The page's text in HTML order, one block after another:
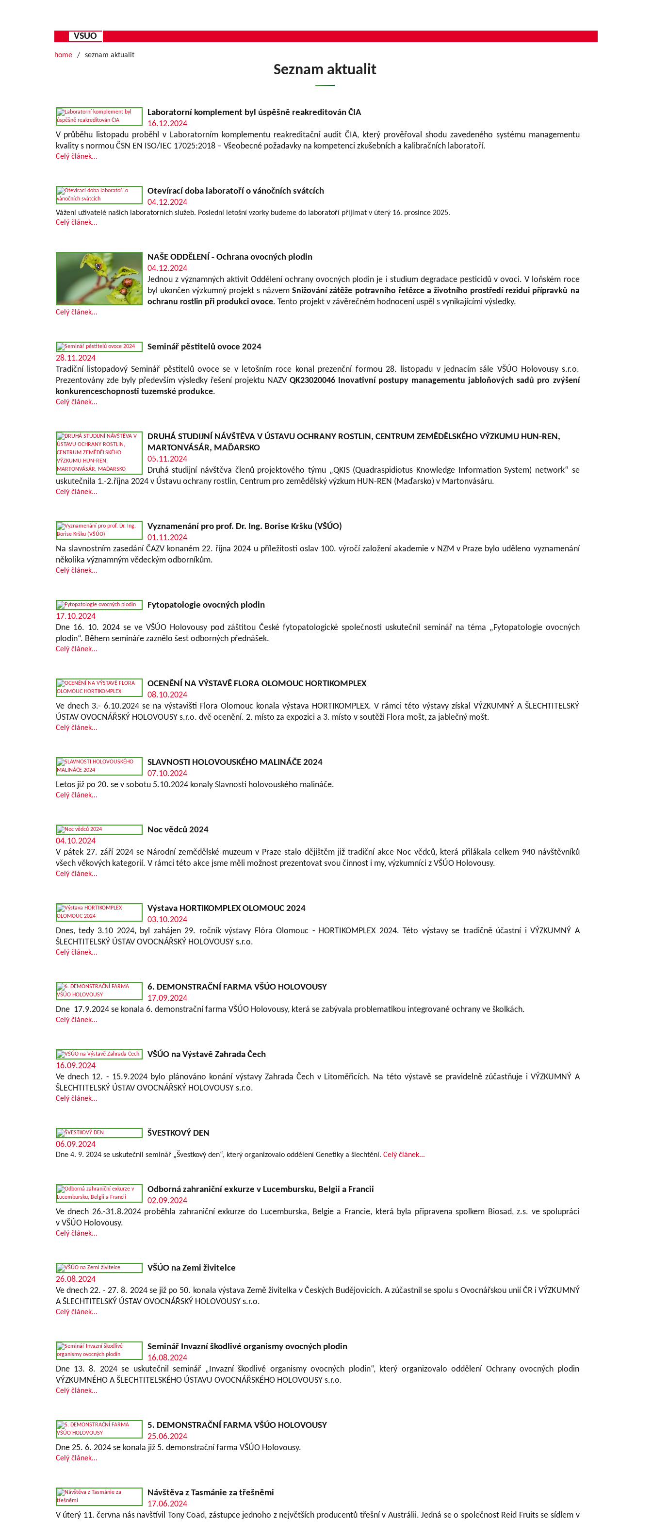
VSUO
home seznam aktualit
Seznam aktualit
Laboratorní komplement byl úspěšně reakreditován ČIA
16.12.2024
V průběhu listopadu proběhl v Laboratorním komplementu reakreditační audit ČIA, který prověřoval shodu zavedeného systému managementu
kvality s normou ČSN EN ISO/IEC 17025:2018 – Všeobecné požadavky na kompetenci zkušebních a kalibračních laboratoří.
Celý článek...
Otevírací doba laboratoří o vánočních svátcích
04.12.2024
Vážení uživatelé našich laboratorních služeb. Poslední letošní vzorky budeme do laboratoří přijímat v úterý 16. prosince 2025.
Celý článek...
NAŠE ODDĚLENÍ - Ochrana ovocných plodin
04.12.2024
Jednou z významných aktivit Oddělení ochrany ovocných plodin je i studium degradace pesticidů v ovoci. V loňském roce
byl ukončen výzkumný projekt s názvemSnižování zátěže potravního řetězce a životního prostředí rezidui přípravků na
ochranu rostlin při produkci ovoce. Tento projekt v závěrečném hodnocení uspěl s vynikajícími výsledky.
Celý článek...
Seminář pěstitelů ovoce 2024
28.11.2024
Tradiční listopadový Seminář pěstitelů ovoce se v letošním roce konal prezenční formou 28. listopadu v jednacím sále VŠÚO Holovousy s.r.o.
Prezentovány zde byly především výsledky řešení projektu NAZVQK23020046 Inovativní postupy managementu jabloňových sadů pro zvýšení
konkurenceschopnosti tuzemské produkce.
Celý článek...
DRUHÁ STUDIJNÍ NÁVŠTĚVA V ÚSTAVU OCHRANY ROSTLIN, CENTRUM ZEMĚDĚLSKÉHO VÝZKUMU HUN-REN,
MARTONVÁSÁR, MAĎARSKO
05.11.2024
Druhá studijní návštěva členů projektového týmu „QKIS (Quadraspidiotus Knowledge Information System) network“ se
uskutečnila 1.-2.října 2024 v Ústavu ochrany rostlin, Centrum pro zemědělský výzkum HUN-REN (Maďarsko) v Martonvásáru.
Celý článek...
Vyznamenání pro prof. Dr. Ing. Borise Kršku (VŠÚO)
01.11.2024
Na slavnostním zasedání ČAZV konaném 22. října 2024 u příležitosti oslav 100. výročí založení akademie v NZM v Praze bylo uděleno vyznamenání
několika významným vědeckým odborníkům.
Celý článek...
Fytopatologie ovocných plodin
17.10.2024
Dne 16. 10. 2024 se ve VŠÚO Holovousy pod záštitou České fytopatologické společnosti uskutečnil seminář na téma „Fytopatologie ovocných
plodin“. Během semináře zaznělo šest odborných přednášek.
Celý článek...
OCENĚNÍ NA VÝSTAVĚ FLORA OLOMOUC HORTIKOMPLEX
08.10.2024
Ve dnech 3.- 6.10.2024 se na výstavišti Flora Olomouc konala výstava HORTIKOMPLEX. V rámci této výstavy získal VÝZKUMNÝ A ŠLECHTITELSKÝ
ÚSTAV OVOCNÁŘSKÝ HOLOVOUSY s.r.o. dvě ocenění. 2. místo za expozici a 3. místo v soutěži Flora mošt, za jablečný mošt.
Celý článek...
SLAVNOSTI HOLOVOUSKÉHO MALINÁČE 2024
07.10.2024
Letos již po 20. se v sobotu 5.10.2024 konaly Slavnosti holovouského malináče.
Celý článek...
Noc vědců 2024
04.10.2024
V pátek 27. září 2024 se Národní zemědělské muzeum v Praze stalo dějištěm již tradiční akce Noc vědců, která přilákala celkem 940 návštěvníků
všech věkových kategorií. V rámci této akce jsme měli možnost prezentovat svou činnost i my, výzkumníci z VŠÚO Holovousy.
Celý článek...
Výstava HORTIKOMPLEX OLOMOUC 2024
03.10.2024
Dnes, tedy 3.10 2024, byl zahájen 29. ročník výstavy Flóra Olomouc - HORTIKOMPLEX 2024. Této výstavy se tradičně účastní i VÝZKUMNÝ A
ŠLECHTITELSKÝ ÚSTAV OVOCNÁŘSKÝ HOLOVOUSY s.r.o.
Celý článek...
6. DEMONSTRAČNÍ FARMA VŠÚO HOLOVOUSY
17.09.2024
Dne 17.9.2024 se konala 6. demonstrační farma VŠÚO Holovousy, která se zabývala problematikou integrované ochrany ve školkách.
Celý článek...
VŠÚO na Výstavě Zahrada Čech
16.09.2024
Ve dnech 12. - 15.9.2024 bylo plánováno konání výstavy Zahrada Čech v Litoměřicích. Na této výstavě se pravidelně zúčastňuje i VÝZKUMNÝ A
ŠLECHTITELSKÝ ÚSTAV OVOCNÁŘSKÝ HOLOVOUSY s.r.o.
Celý článek...
ŠVESTKOVÝ DEN
06.09.2024
Dne 4. 9. 2024 se uskutečnil seminář „Švestkový den“, který organizovalo oddělení Genetiky a šlechtění. Celý článek...
Odborná zahraniční exkurze v Lucembursku, Belgii a Francii
02.09.2024
Ve dnech 26.-31.8.2024 proběhla zahraniční exkurze do Lucemburska, Belgie a Francie, která byla připravena spolkem Biosad, z.s. ve spolupráci
v VŠÚO Holovousy.
Celý článek...
VŠÚO na Zemi živitelce
26.08.2024
Ve dnech 22. - 27. 8. 2024 se již po 50. konala výstava Země živitelka v Českých Budějovicích. A zúčastnil se spolu s Ovocnářskou unií ČR i VÝZKUMNÝ
A ŠLECHTITELSKÝ ÚSTAV OVOCNÁŘSKÝ HOLOVOUSY s.r.o.
Celý článek...
Seminář Invazní škodlivé organismy ovocných plodin
16.08.2024
Dne 13. 8. 2024 se uskutečnil seminář „Invazní škodlivé organismy ovocných plodin“, který organizovalo oddělení Ochrany ovocných plodin
VÝZKUMNÉHO A ŠLECHTITELSKÉHO ÚSTAVU OVOCNÁŘSKÉHO HOLOVOUSY s.r.o.
Celý článek...
5. DEMONSTRAČNÍ FARMA VŠÚO HOLOVOUSY
25.06.2024
Dne 25. 6. 2024 se konala již 5. demonstrační farma VŠÚO Holovousy.
Celý článek...
Návštěva z Tasmánie za třešněmi
17.06.2024
V úterý 11. června nás navštívil Tony Coad, zástupce jednoho z největších producentů třešní v Austrálii. Jedná se o společnost Reid Fruits se sídlem v